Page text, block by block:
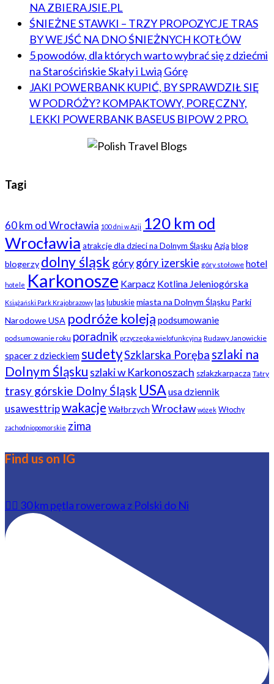
NA ZBIERAJSIE.PL
ŚNIEŻNE STAWKI – TRZY PROPOZYCJE TRAS
BY WEJŚĆ NA DNO ŚNIEŻNYCH KOTŁÓW
5 powodów, dla których warto wybrać się z dziećmi
na Starościńskie Skały i Lwią Górę
JAKI POWERBANK KUPIĆ, BY SPRAWDZIŁ SIĘ
W PODRÓŻY? KOMPAKTOWY, PORĘCZNY,
LEKKI POWERBANK BASEUS BIPOW 2 PRO.
Tagi
60 km od Wrocławia 100 dni w Azji 120 km od
Wrocławia atrakcje dla dzieci na Dolnym Śląsku Azja blog
blogerzy dolny śląsk górygóry izerskie góry stołowe hotel
hotele Karkonosze Karpacz Kotlina Jeleniogórska
Książański Park Krajobrazowy las lubuskie miasta na Dolnym Śląsku Parki
Narodowe USA podróże koleją podsumowanie
podsumowanie roku poradnik przyczepka wielofunkcyjna Rudawy Janowickie
spacer z dzieckiemsudetySzklarska Porębaszlaki na
Dolnym Śląsku szlaki w Karkonoszach szlakzkarpacza Tatry
trasy górskie Dolny Śląsk USAusa dziennik
usawesttripwakacje Wałbrzych Wrocław wózek Włochy
zachodniopomorskie zima
Find us on IG
🚴‍♂️ 30 km pętla rowerowa z Polski do Ni